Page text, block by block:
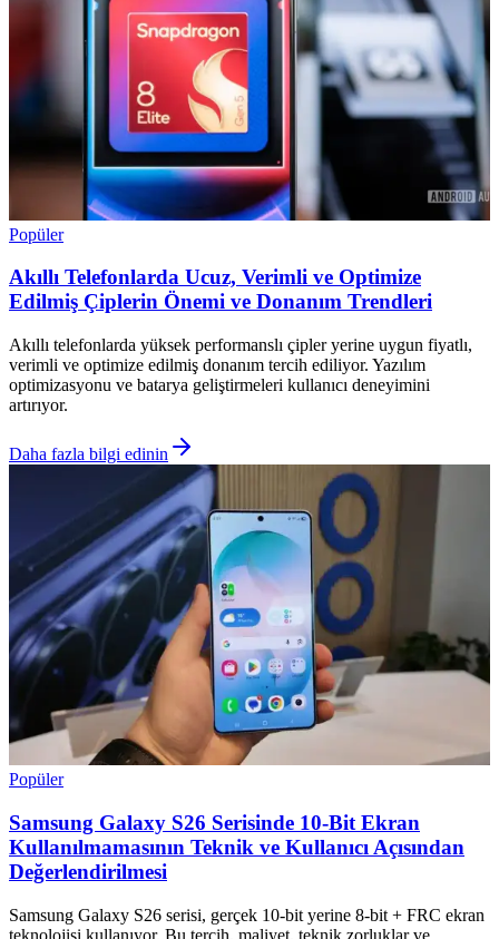
Popüler
Akıllı Telefonlarda Ucuz, Verimli ve Optimize
Edilmiş Çiplerin Önemi ve Donanım Trendleri
Akıllı telefonlarda yüksek performanslı çipler yerine uygun fiyatlı,
verimli ve optimize edilmiş donanım tercih ediliyor. Yazılım
optimizasyonu ve batarya geliştirmeleri kullanıcı deneyimini
artırıyor.
Daha fazla bilgi edinin
Popüler
Samsung Galaxy S26 Serisinde 10-Bit Ekran
Kullanılmamasının Teknik ve Kullanıcı Açısından
Değerlendirilmesi
Samsung Galaxy S26 serisi, gerçek 10-bit yerine 8-bit + FRC ekran
teknolojisi kullanıyor. Bu tercih, maliyet, teknik zorluklar ve